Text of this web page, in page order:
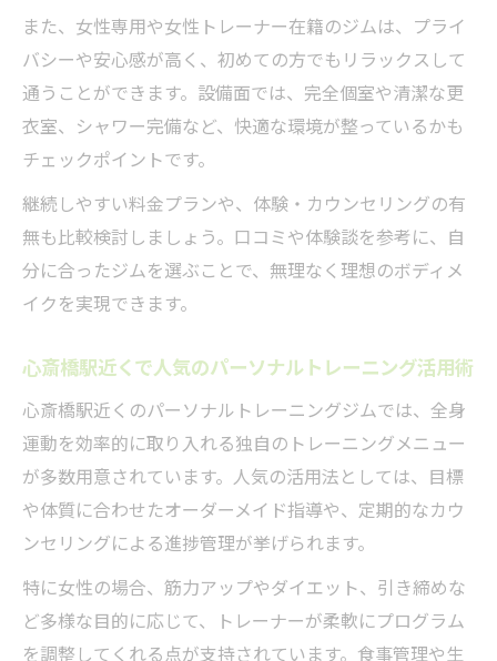
安心して通える心斎橋エリアの運動環境を解説
パーソナルトレーニングで叶う安心の運動
サポート
心斎橋エリアで女性が安心できる全身運動
パーソナルトレーニング初心者におすすめ
のポイント
全身運動を安心して続けるための施設選び
パーソナルトレーニングの安全面とサポー
ボディメイクで注目のパーソナルトレーニング
とは
パーソナルトレーニングで叶える全身ボデ
ィメイク
全身運動を活かしたパーソナルトレーニン
グの流れ
心斎橋駅周辺のボディメイクジムの選び方
また、女性専用や女性トレーナー在籍のジムは、プライ
バシーや安心感が高く、初めての方でもリラックスして
通うことができます。設備面では、完全個室や清潔な更
衣室、シャワー完備など、快適な環境が整っているかも
チェックポイントです。
継続しやすい料金プランや、体験・カウンセリングの有
無も比較検討しましょう。口コミや体験談を参考に、自
分に合ったジムを選ぶことで、無理なく理想のボディメ
イクを実現できます。
心斎橋駅近くで人気のパーソナルトレーニング活用術
心斎橋駅近くのパーソナルトレーニングジムでは、全身
運動を効率的に取り入れる独自のトレーニングメニュー
が多数用意されています。人気の活用法としては、目標
や体質に合わせたオーダーメイド指導や、定期的なカウ
ンセリングによる進捗管理が挙げられます。
特に女性の場合、筋力アップやダイエット、引き締めな
ど多様な目的に応じて、トレーナーが柔軟にプログラム
を調整してくれる点が支持されています。食事管理や生